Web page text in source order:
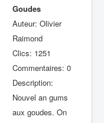
Goudes
Auteur: Olivier
Raimond
Clics: 1251
Commentaires: 0
Description:
Nouvel an gums
aux goudes. On